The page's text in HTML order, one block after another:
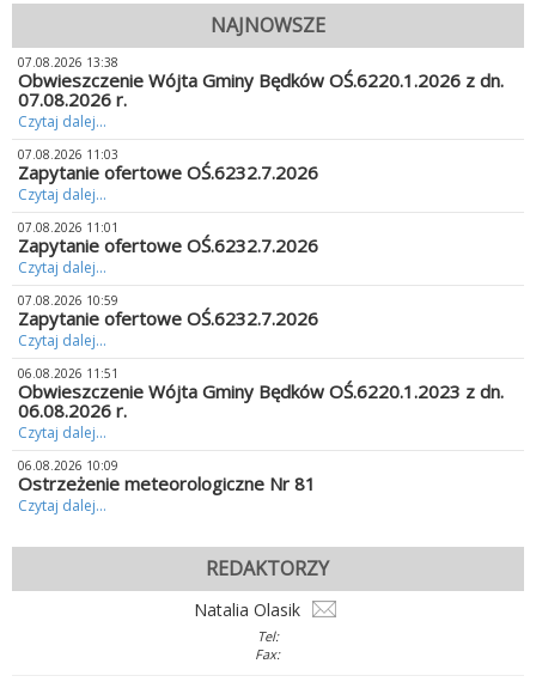
NAJNOWSZE
07.08.2026 13:38
Obwieszczenie Wójta Gminy Będków OŚ.6220.1.2026 z dn.
07.08.2026 r.
Czytaj dalej...
07.08.2026 11:03
Zapytanie ofertowe OŚ.6232.7.2026
Czytaj dalej...
07.08.2026 11:01
Zapytanie ofertowe OŚ.6232.7.2026
Czytaj dalej...
07.08.2026 10:59
Zapytanie ofertowe OŚ.6232.7.2026
Czytaj dalej...
06.08.2026 11:51
Obwieszczenie Wójta Gminy Będków OŚ.6220.1.2023 z dn.
06.08.2026 r.
Czytaj dalej...
06.08.2026 10:09
Ostrzeżenie meteorologiczne Nr 81
Czytaj dalej...
REDAKTORZY
Natalia Olasik
Tel:
Fax: